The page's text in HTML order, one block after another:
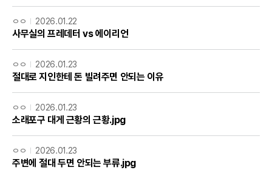
ㅇㅇ 2026.01.22
사무실의 프레데터 vs 에이리언
ㅇㅇ 2026.01.23
절대로 지인한테 돈 빌려주면 안되는 이유
ㅇㅇ 2026.01.23
소래포구 대게 근황의 근황.jpg
ㅇㅇ 2026.01.23
주변에 절대 두면 안되는 부류.jpg